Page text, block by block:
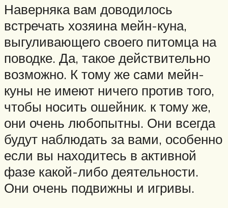
Наверняка вам доводилось
встречать хозяина мейн-куна,
выгуливающего своего питомца на
поводке. Да, такое действительно
возможно. К тому же сами мейн-
куны не имеют ничего против того,
чтобы носить ошейник. к тому же,
они очень любопытны. Они всегда
будут наблюдать за вами, особенно
если вы находитесь в активной
фазе какой-либо деятельности.
Они очень подвижны и игривы.